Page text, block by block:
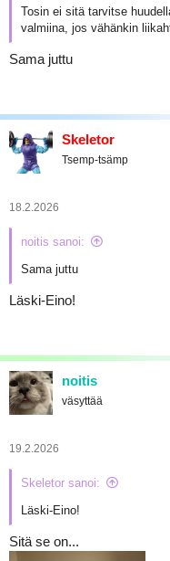
l
o
t
a
m
ä
Tosin ei sitä tarvitse
valmiina, jos vähänkin
Sama juttu
Skeletor
Tsemp-tsämp
18.2.2026
noitis sanoi:
Sama juttu
Läski-Eino!
noitis
väsyttää
19.2.2026
Skeletor sanoi:
Läski-Eino!
Sitä se on...